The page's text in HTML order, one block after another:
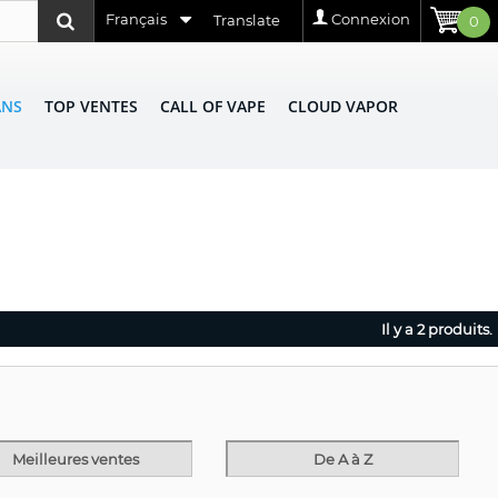
0
Connexion
Translate
Français
TOP VENTES CALL OF VAPE CLOUD VAPOR
Il y a 2 produits.
Meilleures ventes De A à Z